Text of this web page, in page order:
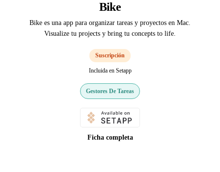
Bike
Bike es una app para organizar tareas y proyectos en Mac.
Visualize tu projects y bring tu concepts to life.
Suscripción
Incluida en Setapp
Gestores De Tareas
Ficha completa